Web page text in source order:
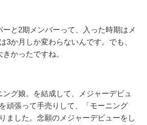
と2期メンバーって、入った時期はメ
3か月しか変わらないんです。でも、
かったですね。
ング娘。を結成して、メジャーデビュ
頑張って手売りして、「モーニング
ました。念願のメジャーデビューをし